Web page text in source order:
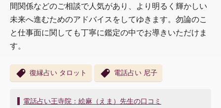
間関係などのご相談で人気があり、より明るく輝かしい
未来へ進むためのアドバイスをしてゆきます。勿論のこ
と仕事面に関しても丁寧に鑑定の中でお導きいただけま
す。
復縁占い タロット 電話占い 尼子
投電話占い王寺院：絵麻（えま）先生の口コミ